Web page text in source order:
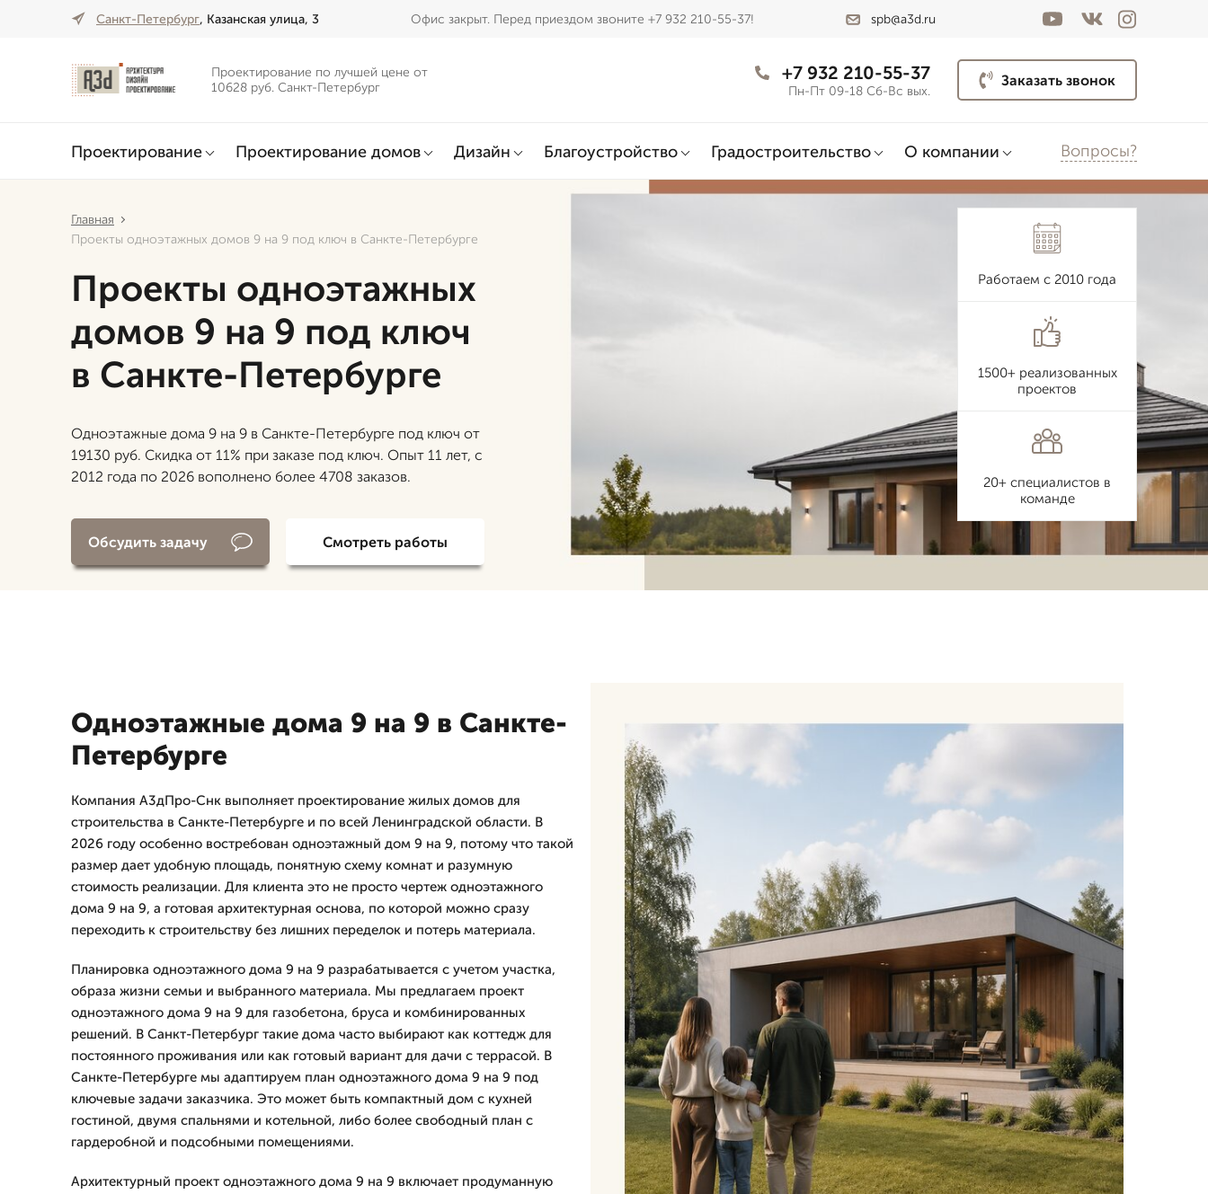
Санкт-Петербург, Казанская улица, 3 Офис закрыт. Перед приездом звоните +7 932 210-55-37! spb@a3d.ru
Проектирование по лучшей цене от
10628 руб. Санкт-Петербург
+7 932 210-55-37
Пн-Пт 09-18 Сб-Вс вых.
Заказать звонок
Проектирование Проектирование домов Дизайн Благоустройство Градостроительство О компании Вопросы?
Главная
Проекты одноэтажных домов 9 на 9 под ключ в Санкте-Петербурге
Проекты одноэтажных
домов 9 на 9 под ключ
в Санкте-Петербурге
Одноэтажные дома 9 на 9 в Санкте-Петербурге под ключ от
19130 руб. Скидка от 11% при заказе под ключ. Опыт 11 лет, с
2012 года по 2026 вополнено более 4708 заказов.
Обсудить задачу Смотреть работы
Работаем с 2010 года
1500+ реализованных
проектов
20+ специалистов в
команде
Одноэтажные дома 9 на 9 в Санкте-
Петербурге
Компания А3дПро-Снк выполняет проектирование жилых домов для
строительства в Санкте-Петербурге и по всей Ленинградской области. В
2026 году особенно востребован одноэтажный дом 9 на 9, потому что такой
размер дает удобную площадь, понятную схему комнат и разумную
стоимость реализации. Для клиента это не просто чертеж одноэтажного
дома 9 на 9, а готовая архитектурная основа, по которой можно сразу
переходить к строительству без лишних переделок и потерь материала.
Планировка одноэтажного дома 9 на 9 разрабатывается с учетом участка,
образа жизни семьи и выбранного материала. Мы предлагаем проект
одноэтажного дома 9 на 9 для газобетона, бруса и комбинированных
решений. В Санкт-Петербург такие дома часто выбирают как коттедж для
постоянного проживания или как готовый вариант для дачи с террасой. В
Санкте-Петербурге мы адаптируем план одноэтажного дома 9 на 9 под
ключевые задачи заказчика. Это может быть компактный дом с кухней
гостиной, двумя спальнями и котельной, либо более свободный план с
гардеробной и подсобными помещениями.
Архитектурный проект одноэтажного дома 9 на 9 включает продуманную